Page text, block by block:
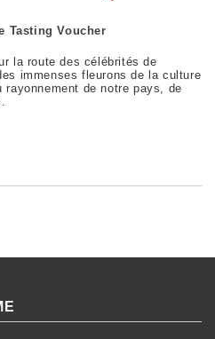
Tasting Voucher
la route des célébrités de
immenses fleurons de la culture
de notre pays, de